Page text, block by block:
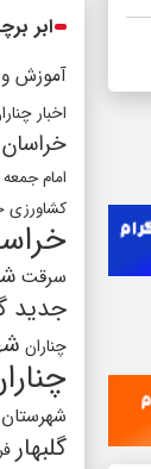
ابر
آموزش
اخبار
امام
کشاورزی
سرقت
جدید
چناران
گلبهار